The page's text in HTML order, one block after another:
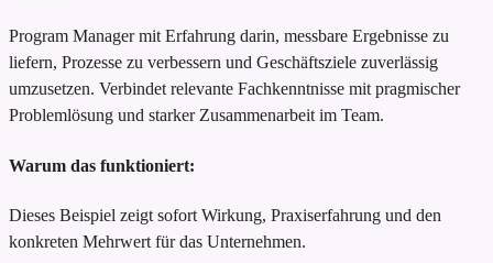
Program Manager mit Erfahrung darin, messbare Ergebnisse zu
liefern, Prozesse zu verbessern und Geschäftsziele zuverlässig
umzusetzen. Verbindet relevante Fachkenntnisse mit pragmischer
Problemlösung und starker Zusammenarbeit im Team.
Warum das funktioniert:
Dieses Beispiel zeigt sofort Wirkung, Praxiserfahrung und den
konkreten Mehrwert für das Unternehmen.